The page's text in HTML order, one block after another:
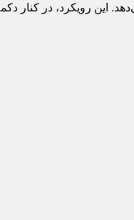
نمایش می‌دهد. این